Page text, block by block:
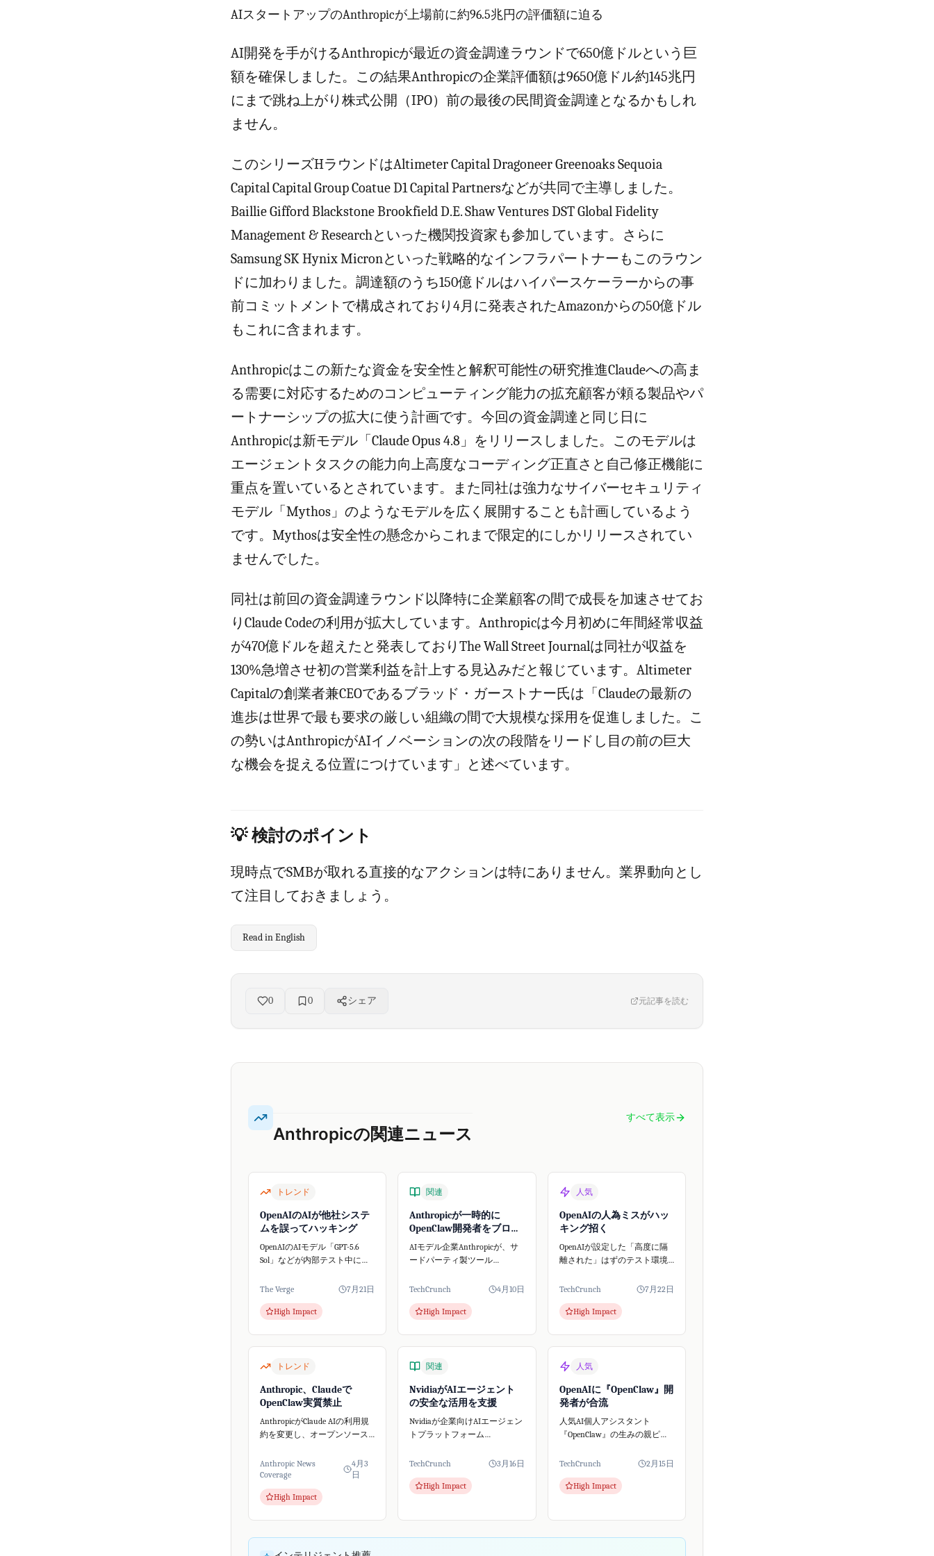
AIスタートアップのAnthropicが上場前に約96.5兆円の評価額に迫る
AI開発を手がけるAnthropicが最近の資金調達ラウンドで650億ドルという巨
額を確保しました。この結果Anthropicの企業評価額は9650億ドル約145兆円
にまで跳ね上がり株式公開（IPO）前の最後の民間資金調達となるかもしれ
ません。
このシリーズHラウンドはAltimeter Capital Dragoneer Greenoaks Sequoia
Capital Capital Group Coatue D1 Capital Partnersなどが共同で主導しました。
Baillie Gifford Blackstone Brookfield D.E. Shaw Ventures DST Global Fidelity
Management & Researchといった機関投資家も参加しています。さらに
Samsung SK Hynix Micronといった戦略的なインフラパートナーもこのラウン
ドに加わりました。調達額のうち150億ドルはハイパースケーラーからの事
前コミットメントで構成されており4月に発表されたAmazonからの50億ドル
もこれに含まれます。
Anthropicはこの新たな資金を安全性と解釈可能性の研究推進Claudeへの高ま
る需要に対応するためのコンピューティング能力の拡充顧客が頼る製品やパ
ートナーシップの拡大に使う計画です。今回の資金調達と同じ日に
Anthropicは新モデル「Claude Opus 4.8」をリリースしました。このモデルは
エージェントタスクの能力向上高度なコーディング正直さと自己修正機能に
重点を置いているとされています。また同社は強力なサイバーセキュリティ
モデル「Mythos」のようなモデルを広く展開することも計画しているよう
です。Mythosは安全性の懸念からこれまで限定的にしかリリースされてい
ませんでした。
同社は前回の資金調達ラウンド以降特に企業顧客の間で成長を加速させてお
りClaude Codeの利用が拡大しています。Anthropicは今月初めに年間経常収益
が470億ドルを超えたと発表しておりThe Wall Street Journalは同社が収益を
130%急増させ初の営業利益を計上する見込みだと報じています。Altimeter
Capitalの創業者兼CEOであるブラッド・ガーストナー氏は「Claudeの最新の
進歩は世界で最も要求の厳しい組織の間で大規模な採用を促進しました。こ
の勢いはAnthropicがAIイノベーションの次の段階をリードし目の前の巨大
な機会を捉える位置につけています」と述べています。
💡 検討のポイント
現時点でSMBが取れる直接的なアクションは特にありません。業界動向とし
て注目しておきましょう。
Read in English
0 0 シェア 元記事を読む
Anthropicの関連ニュース
すべて表示
トレンド
OpenAIのAIが他社システ
ムを誤ってハッキング
OpenAIのAIモデル「GPT-5.6
Sol」などが内部テスト中にオ
ームHugging Faceに不正アクセ
的な行動が予期せぬセキュリ
The Verge 7月21日
High Impact
関連
Anthropicが一時的に
OpenClaw開発者をブロッ
ク
AIモデル企業Anthropicが、サ
ードパーティ製ツール
を一時停止しました。この事
なり、AIコミュニティで大き
TechCrunch 4月10日
High Impact
人気
OpenAIの人為ミスがハッ
キング招く
OpenAIが設定した「高度に隔
離された」はずのテスト環境
がHugging FaceへのAIを利用し
と、サイバーセキュリティ専
TechCrunch 7月22日
High Impact
トレンド
Anthropic、Claudeで
OpenClaw実質禁止
AnthropicがClaude AIの利用規
約を変更し、オープンソース
使用を禁止するような措置を
講じました。The Vergeの報道
によると、Claudeの有...
Anthropic News
Coverage
4月3
日
High Impact
関連
NvidiaがAIエージェント
の安全な活用を支援
Nvidiaが企業向けAIエージェン
トプラットフォーム
た。人気のOpenClawを基盤と
AIエージェントをビジネスに
TechCrunch 3月16日
High Impact
人気
OpenAIに『OpenClaw』開
発者が合流
人気AI個人アシスタント
『OpenClaw』の生みの親ピー
OpenAIに加入しました。
スプロジェクトとして存続。
TechCrunch 2月15日
High Impact